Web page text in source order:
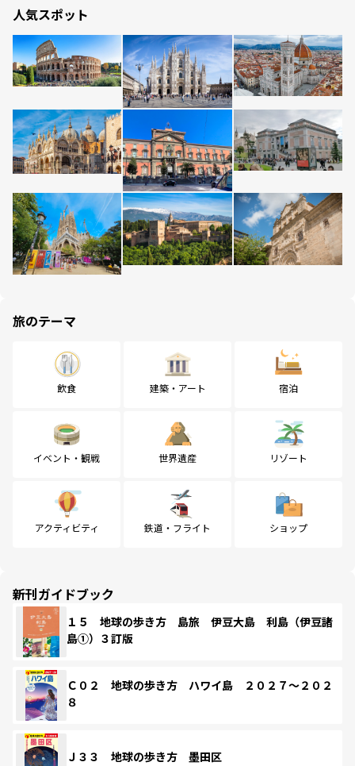
人気スポット
旅のテーマ
飲食 建築・アート 宿泊
イベント・観戦 世界遺産 リゾート
アクティビティ 鉄道・フライト ショップ
新刊ガイドブック
１５ 地球の歩き方 島旅 伊豆大島 利島（伊豆諸
島①）３訂版
Ｃ０２ 地球の歩き方 ハワイ島 ２０２７～２０２
８
Ｊ３３ 地球の歩き方 墨田区